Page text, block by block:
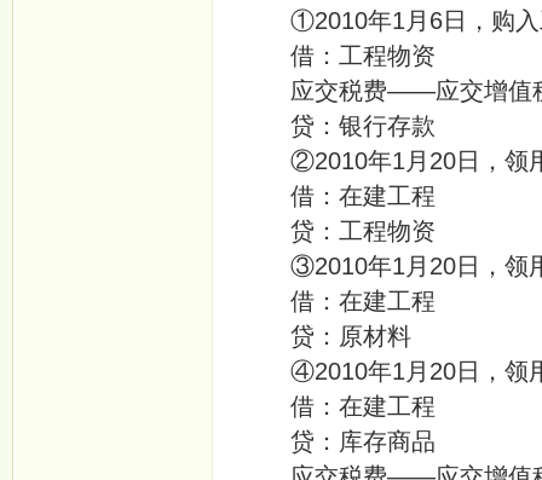
①2010年1月6日，购入
借：工程物
应交税费——应交增值
贷：银行
②2010年1月20日，领用
借：在建
贷：工程
③2010年1月20日，领
借：在建
贷：原
④2010年1月20日，领
借：在建
贷：库存